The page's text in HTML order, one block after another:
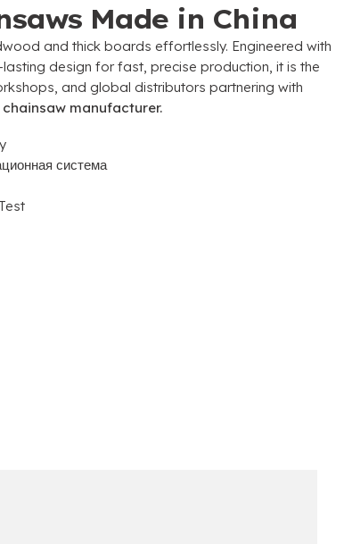
Made in China
and thick boards effortlessly. Engineered with
design for fast, precise production it is the
and global distributors partnering with
manufacturer.
система